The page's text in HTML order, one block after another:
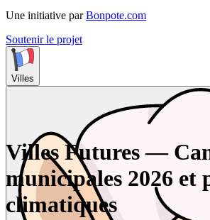
Une initiative par Bonpote.com
Soutenir le projet
Villes
Villes Futures —
municipales 2026 et
climatiques